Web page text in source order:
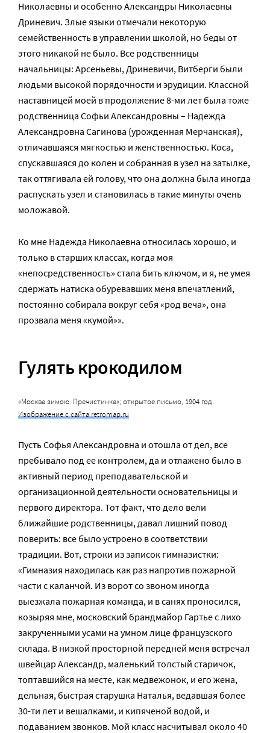
Николаевны и особенно Александры Николаевны
Дриневич. Злые языки отмечали некоторую
семейственность в управлении школой, но беды от
этого никакой не было. Все родственницы
начальницы: Арсеньевы, Дриневичи, Витберги были
людьми высокой порядочности и эрудиции. Классной
наставницей моей в продолжение 8-ми лет была тоже
родственница Софьи Александровны – Надежда
Александровна Сагинова (урожденная Мерчанская),
отличавшаяся мягкостью и женственностью. Коса,
спускавшаяся до колен и собранная в узел на затылке,
так оттягивала ей голову, что она должна была иногда
распускать узел и становилась в такие минуты очень
моложавой.
Ко мне Надежда Николаевна относилась хорошо, и
только в старших классах, когда моя
«непосредственность» стала бить ключом, и я, не умея
сдержать натиска обуревавших меня впечатлений,
постоянно собирала вокруг себя «род веча», она
прозвала меня «кумой»».
Гулять крокодилом
«Москва зимою. Пречистинка»; открытое письмо, 1904 год.
Изображение с сайта retromap.ru
Пусть Софья Александровна и отошла от дел, все
пребывало под ее контролем, да и отлажено было в
активный период преподавательской и
организационной деятельности основательницы и
первого директора. Тот факт, что дело вели
ближайшие родственницы, давал лишний повод
поверить: все было устроено в соответствии
традиции. Вот, строки из записок гимназистки:
«Гимназия находилась как раз напротив пожарной
части с каланчой. Из ворот со звоном иногда
выезжала пожарная команда, и в санях проносился,
козыряя мне, московский брандмайор Гартье с лихо
закрученными усами на умном лице французского
склада. В низкой просторной передней меня встречал
швейцар Александр, маленький толстый старичок,
топтавшийся на месте, как медвежонок, и его жена,
дельная, быстрая старушка Наталья, ведавшая более
30-ти лет и вешалками, и кипяченой водой, и
подаванием звонков. Мой класс насчитывал около 40